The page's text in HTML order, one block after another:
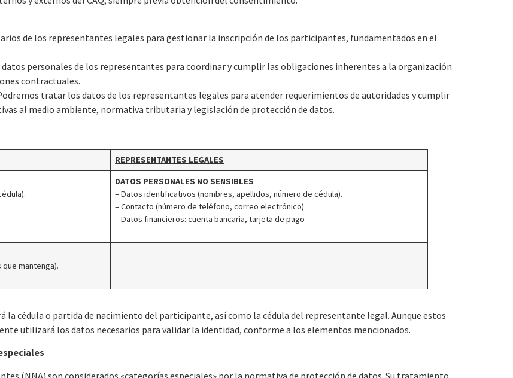
de los representantes legales para gestionar la inscripción de los participantes, fundamentados en el
personales de los representantes para coordinar y cumplir las obligaciones inherentes a la organización
contractuales.
tratar los datos de los representantes legales para atender requerimientos de autoridades y cumplir
al medio ambiente, normativa tributaria y legislación de protección de datos.
REPRESENTANTES LEGALES
DATOS PERSONALES NO SENSIBLES
– Datos identificativos (nombres, apellidos, número de cédula).
– Contacto (número de teléfono, correo electrónico)
– Datos financieros: cuenta bancaria, tarjeta de pago
mantenga).
la cédula o partida de nacimiento del participante, así como la cédula del representante legal. Aunque estos
utilizará los datos necesarios para validar la identidad, conforme a los elementos mencionados.
(NNA) son considerados «categorías especiales» por la normativa de protección de datos. Su tratamiento